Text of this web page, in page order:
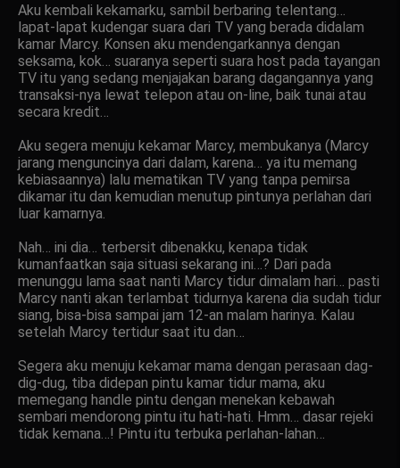
Aku kembali kekamarku, sambil berbaring telentang…
lapat-lapat kudengar suara dari TV yang berada didalam
kamar Marcy. Konsen aku mendengarkannya dengan
seksama, kok… suaranya seperti suara host pada tayangan
TV itu yang sedang menjajakan barang dagangannya yang
transaksi-nya lewat telepon atau on-line, baik tunai atau
secara kredit…
Aku segera menuju kekamar Marcy, membukanya (Marcy
jarang menguncinya dari dalam, karena… ya itu memang
kebiasaannya) lalu mematikan TV yang tanpa pemirsa
dikamar itu dan kemudian menutup pintunya perlahan dari
luar kamarnya.
Nah… ini dia… terbersit dibenakku, kenapa tidak
kumanfaatkan saja situasi sekarang ini…? Dari pada
menunggu lama saat nanti Marcy tidur dimalam hari… pasti
Marcy nanti akan terlambat tidurnya karena dia sudah tidur
siang, bisa-bisa sampai jam 12-an malam harinya. Kalau
setelah Marcy tertidur saat itu dan…
Segera aku menuju kekamar mama dengan perasaan dag-
dig-dug, tiba didepan pintu kamar tidur mama, aku
memegang handle pintu dengan menekan kebawah
sembari mendorong pintu itu hati-hati. Hmm… dasar rejeki
tidak kemana…! Pintu itu terbuka perlahan-lahan…